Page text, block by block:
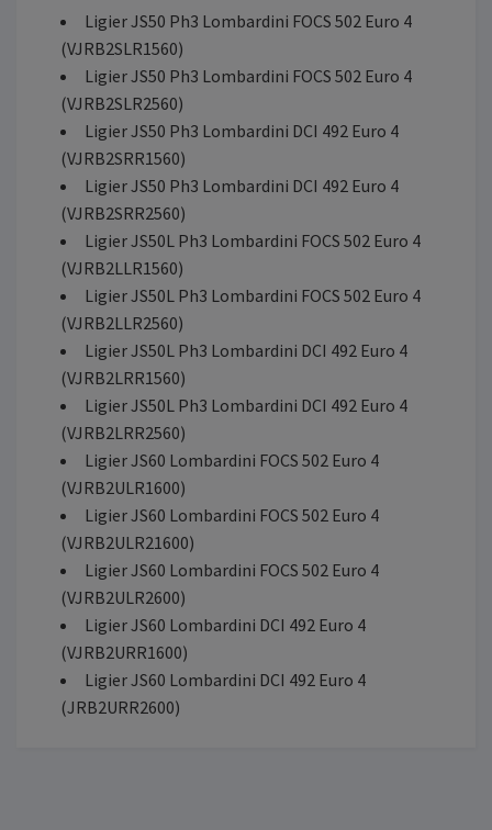
Ligier JS50 Ph3 Lombardini FOCS 502 Euro 4
(VJRB2SLR1560)
Ligier JS50 Ph3 Lombardini FOCS 502 Euro 4
(VJRB2SLR2560)
Ligier JS50 Ph3 Lombardini DCI 492 Euro 4
(VJRB2SRR1560)
Ligier JS50 Ph3 Lombardini DCI 492 Euro 4
(VJRB2SRR2560)
Ligier JS50L Ph3 Lombardini FOCS 502 Euro 4
(VJRB2LLR1560)
Ligier JS50L Ph3 Lombardini FOCS 502 Euro 4
(VJRB2LLR2560)
Ligier JS50L Ph3 Lombardini DCI 492 Euro 4
(VJRB2LRR1560)
Ligier JS50L Ph3 Lombardini DCI 492 Euro 4
(VJRB2LRR2560)
Ligier JS60 Lombardini FOCS 502 Euro 4
(VJRB2ULR1600)
Ligier JS60 Lombardini FOCS 502 Euro 4
(VJRB2ULR21600)
Ligier JS60 Lombardini FOCS 502 Euro 4
(VJRB2ULR2600)
Ligier JS60 Lombardini DCI 492 Euro 4
(VJRB2URR1600)
Ligier JS60 Lombardini DCI 492 Euro 4
(JRB2URR2600)